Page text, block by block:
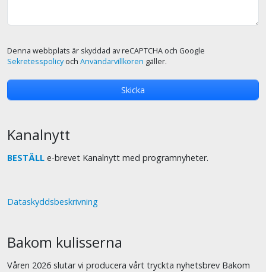
Denna webbplats är skyddad av reCAPTCHA och Google
Sekretesspolicyoch Användarvillkoren gäller.
Kanalnytt
BESTÄLL e-brevet Kanalnytt med programnyheter.
Dataskyddsbeskrivning
Bakom kulisserna
Våren 2026 slutar vi producera vårt tryckta nyhetsbrev Bakom